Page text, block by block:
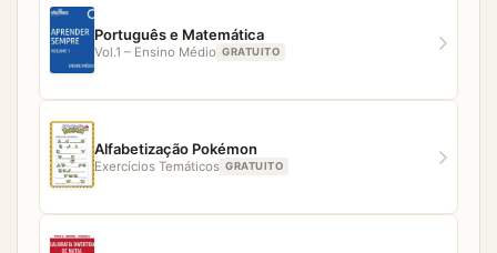
Português e Matemática
Vol.1 – Ensino Médio GRATUITO
Alfabetização Pokémon
Exercícios Temáticos GRATUITO